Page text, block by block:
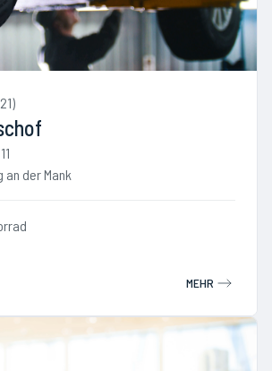
21)
an der Mank
MEHR